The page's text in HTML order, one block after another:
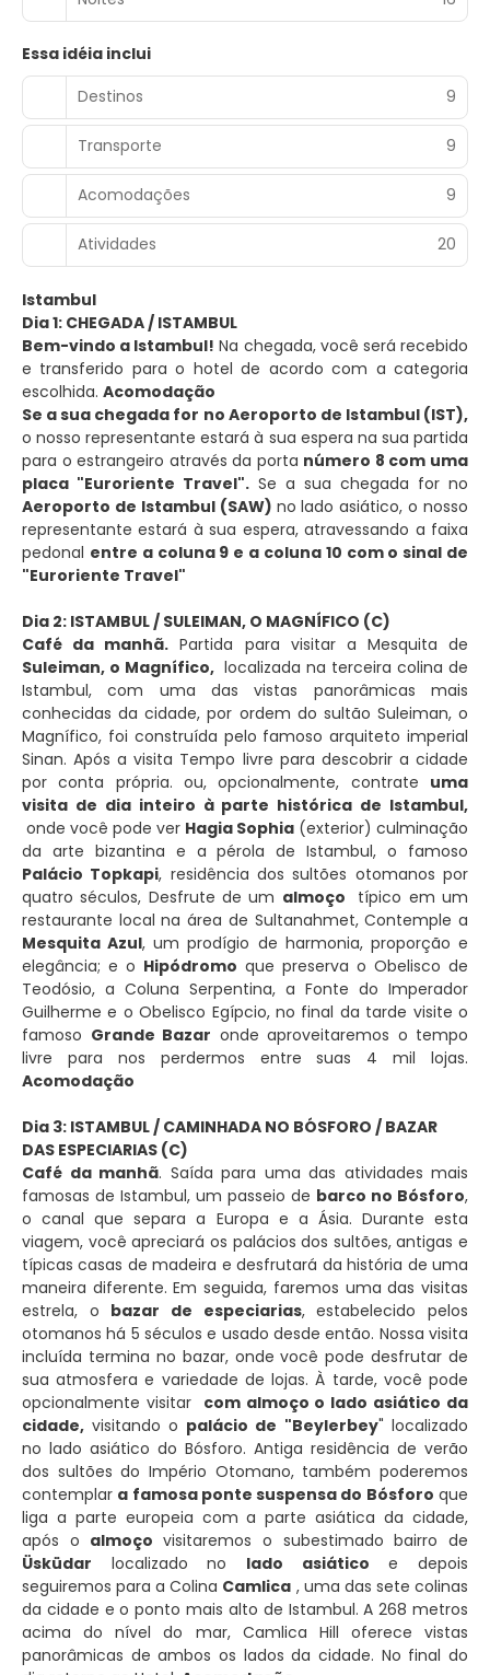
Essa idéia inclui
Destinos
9
Transporte 9
Acomodações 9
Atividades 20
Istambul
Dia 1: CHEGADA / ISTAMBUL
Bem-vindo a Istambul! Na chegada, você será recebido
e transferido para o hotel de acordo com a categoria
escolhida. Acomodação
Se a sua chegada for no Aeroporto de Istambul (IST),
o nosso representante estará à sua espera na sua partida
para o estrangeiro através da porta número 8 com uma
placa "Euroriente Travel". Se a sua chegada for no
Aeroporto de Istambul (SAW) no lado asiático, o nosso
representante estará à sua espera, atravessando a faixa
pedonal entre a coluna 9 e a coluna 10 com o sinal de
"Euroriente Travel"
Dia 2: ISTAMBUL / SULEIMAN, O MAGNÍFICO (C)
Café da manhã. Partida para visitar a Mesquita de
Suleiman, o Magnífico, localizada na terceira colina de
Istambul, com uma das vistas panorâmicas mais
conhecidas da cidade, por ordem do sultão Suleiman, o
Magnífico, foi construída pelo famoso arquiteto imperial
Sinan. Após a visita Tempo livre para descobrir a cidade
por conta própria. ou, opcionalmente, contrate uma
visita de dia inteiro à parte histórica de Istambul,
onde você pode ver Hagia Sophia (exterior) culminação
da arte bizantina e a pérola de Istambul, o famoso
Palácio Topkapi, residência dos sultões otomanos por
quatro séculos, Desfrute de um almoço
típico em um
restaurante local na área de Sultanahmet, Contemple a
Mesquita Azul, um prodígio de harmonia, proporção e
elegância; e o Hipódromo que preserva o Obelisco de
Teodósio, a Coluna Serpentina, a Fonte do Imperador
Guilherme e o Obelisco Egípcio, no final da tarde visite o
famoso Grande Bazar onde aproveitaremos o tempo
livre para nos perdermos entre suas 4 mil lojas.
Acomodação
Dia 3: ISTAMBUL / CAMINHADA NO BÓSFORO / BAZAR
DAS ESPECIARIAS (C)
Café da manhã. Saída para uma das atividades mais
famosas de Istambul, um passeio de barco no Bósforo,
o canal que separa a Europa e a Ásia. Durante esta
viagem, você apreciará os palácios dos sultões, antigas e
típicas casas de madeira e desfrutará da história de uma
maneira diferente. Em seguida, faremos uma das visitas
estrela, o bazar de especiarias, estabelecido pelos
otomanos há 5 séculos e usado desde então. Nossa visita
incluída termina no bazar, onde você pode desfrutar de
sua atmosfera e variedade de lojas. À tarde, você pode
opcionalmente visitar com almoço o lado asiático da
cidade, visitando o palácio de "Beylerbey" localizado
no lado asiático do Bósforo. Antiga residência de verão
dos sultões do Império Otomano, também poderemos
contemplar a famosa ponte suspensa do Bósforo que
liga a parte europeia com a parte asiática da cidade,
após o almoçovisitaremos o subestimado bairro de
Üsküdar localizado no lado asiático e depois
seguiremos para a Colina Camlica , uma das sete colinas
da cidade e o ponto mais alto de Istambul. A 268 metros
acima do nível do mar, Camlica Hill oferece vistas
panorâmicas de ambos os lados da cidade. No final do